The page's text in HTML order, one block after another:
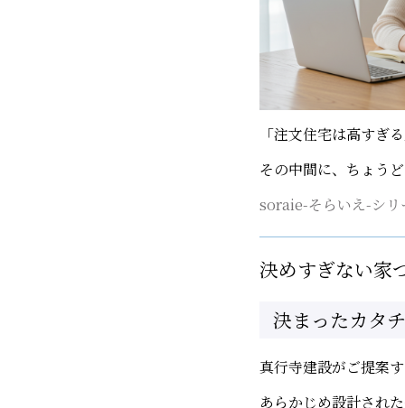
「注文住宅は高すぎ
その中間に、ちょう
soraie-そらいえ-シリ
決めすぎない家
決まったカタ
真行寺建設がご提案
あらかじめ設計され